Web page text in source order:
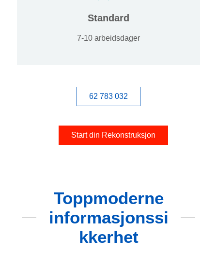
Standard
7-10 arbeidsdager
62 783 032
Start din Rekonstruksjon
Toppmoderne
informasjonssi
kkerhet